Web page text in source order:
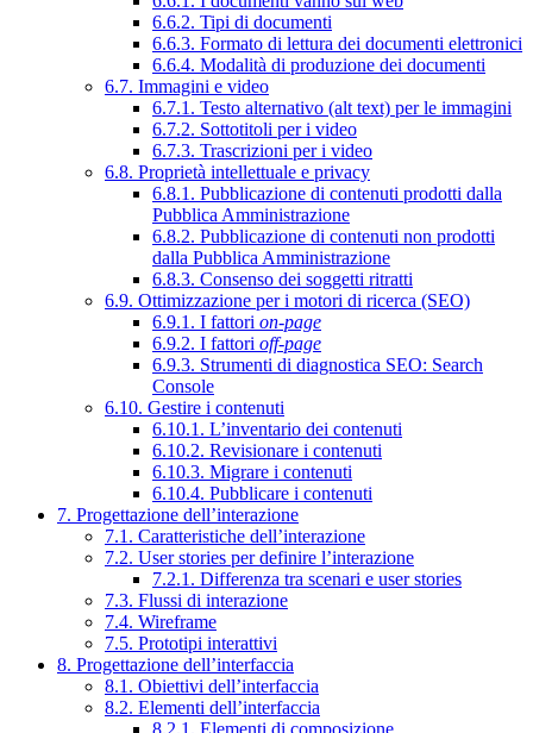
6.6.2. Tipi di documenti
6.6.3. Formato di lettura dei documenti elettronici
6.6.4. Modalità di produzione dei documenti
6.7. Immagini e video
6.7.1. Testo alternativo (alt text) per le immagini
6.7.2. Sottotitoli per i video
6.7.3. Trascrizioni per i video
6.8. Proprietà intellettuale e privacy
6.8.1. Pubblicazione di contenuti prodotti dalla
Pubblica Amministrazione
6.8.2. Pubblicazione di contenuti non prodotti
dalla Pubblica Amministrazione
6.8.3. Consenso dei soggetti ritratti
6.9. Ottimizzazione per i motori di ricerca (SEO)
6.9.1. I fattori on-page
6.9.2. I fattori off-page
6.9.3. Strumenti di diagnostica SEO: Search
Console
6.10. Gestire i contenuti
6.10.1. L’inventario dei contenuti
6.10.2. Revisionare i contenuti
6.10.3. Migrare i contenuti
6.10.4. Pubblicare i contenuti
7. Progettazione dell’interazione
7.1. Caratteristiche dell’interazione
7.2. User stories per definire l’interazione
7.2.1. Differenza tra scenari e user stories
7.3. Flussi di interazione
7.4. Wireframe
7.5. Prototipi interattivi
8. Progettazione dell’interfaccia
8.1. Obiettivi dell’interfaccia
8.2. Elementi dell’interfaccia
8.2.1. Elementi di composizione